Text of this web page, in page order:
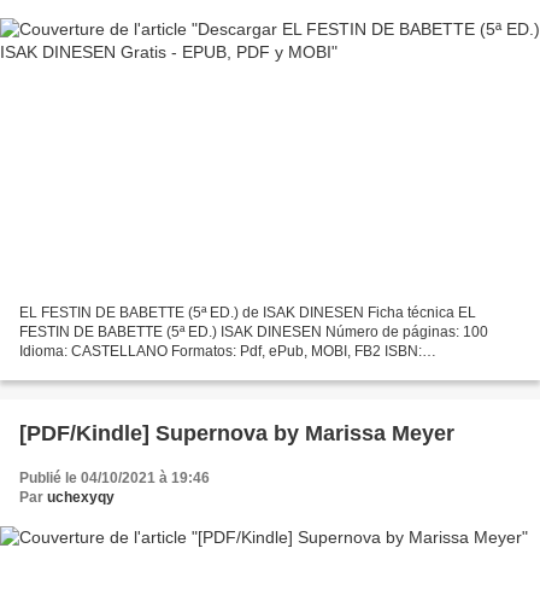
EL FESTIN DE BABETTE (5ª ED.) de ISAK DINESEN Ficha técnica EL
FESTIN DE BABETTE (5ª ED.) ISAK DINESEN Número de páginas: 100
Idioma: CASTELLANO Formatos: Pdf, ePub, MOBI, FB2 ISBN:
eBook...
[PDF/Kindle] Supernova by Marissa Meyer
Publié le 04/10/2021 à 19:46
Par uchexyqy